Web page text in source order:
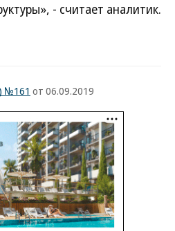
- считает аналитик.
№161 от 06.09.2019